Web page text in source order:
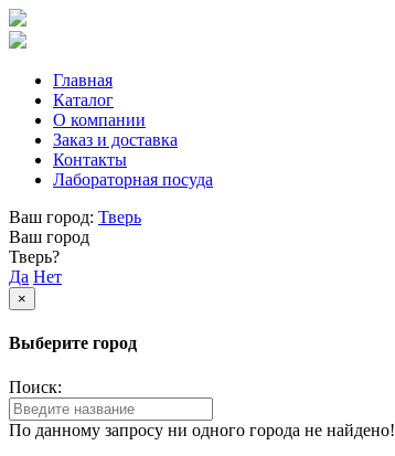
Главная
Каталог
О компании
Заказ и доставка
Контакты
Лабораторная посуда
Ваш город: Тверь
Ваш город
Тверь?
Да Нет
×
Выберите город
Поиск:
По данному запросу ни одного города не найдено!